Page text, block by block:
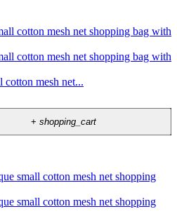
mesh net...
+shopping_cart